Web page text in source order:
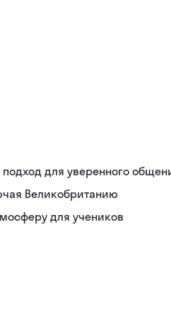
для уверенного
Великобританию
для учеников